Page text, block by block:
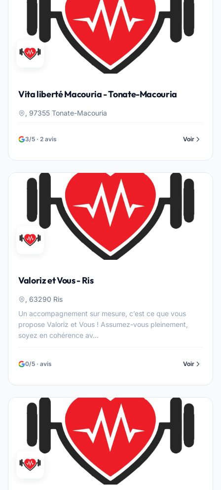
Vita liberté Macouria - Tonate-Macouria
, 97355 Tonate-Macouria
3/5 · 2 avis Voir
Valoriz et Vous - Ris
, 63290 Ris
Un accompagnement sur mesure, c’est ce que vous
propose Valoriz et Vous ! Assumez-vous pleinement,
soyez en cohérence av...
0/5 · avis Voir